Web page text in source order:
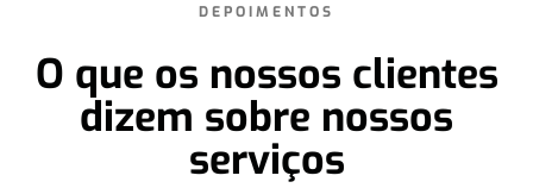
DEPOIMENTOS
O que os nossos clientes
dizem sobre nossos
serviços